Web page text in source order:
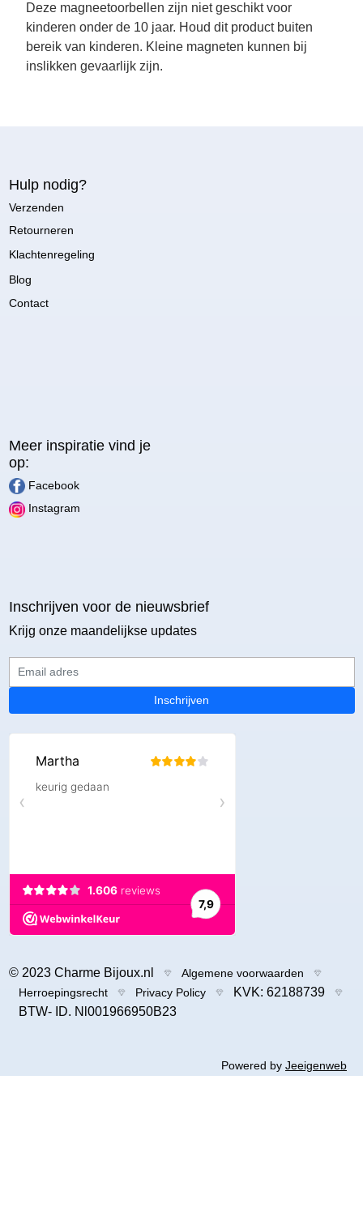
Deze magneetoorbellen zijn niet geschikt voor
kinderen onder de 10 jaar. Houd dit product buiten
bereik van kinderen. Kleine magneten kunnen bij
inslikken gevaarlijk zijn.
Hulp nodig?
Verzenden
Retourneren
Klachtenregeling
Blog
Contact
Meer inspiratie vind je
op:
Facebook
Instagram
Inschrijven voor de nieuwsbrief
Krijg onze maandelijkse updates
Inschrijven
© 2023 Charme Bijoux.nl
Algemene voorwaarden
Herroepingsrecht
Privacy Policy
KVK: 62188739
BTW- ID. Nl001966950B23
Powered by Jeeigenweb